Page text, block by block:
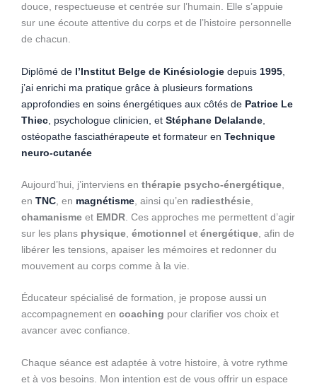
douce, respectueuse et centrée sur l’humain. Elle s’appuie
sur une écoute attentive du corps et de l’histoire personnelle
de chacun.
Diplômé de l’Institut Belge de Kinésiologie depuis 1995
j’ai enrichi ma pratique grâce à plusieurs formations
approfondies en soins énergétiques aux côtés de Patrice Le
Thiec , psychologue clinicien, et Stéphane Delalande
ostéopathe fasciathérapeute et formateur en Technique
neuro-cutanée
Aujourd’hui, j’interviens en thérapie psycho-énergétique
en TNC , en magnétisme , ainsi qu’en radiesthésie
chamanisme et EMDR . Ces approches me permettent d’agir
sur les plans physique émotionnel et énergétique , afin de
libérer les tensions, apaiser les mémoires et redonner du
mouvement au corps comme à la vie.
Éducateur spécialisé de formation, je propose aussi un
accompagnement en coaching pour clarifier vos choix et
avancer avec confiance.
Chaque séance est adaptée à votre histoire, à votre rythme
et à vos besoins. Mon intention est de vous offrir un espace